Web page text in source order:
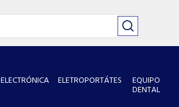
ELECTRÓNICA ELETROPORTÁTES EQUIPO
DENTAL